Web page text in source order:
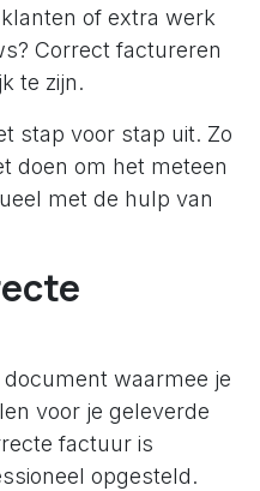
of extra werk
Correct factureren
te zijn.
stap voor stap uit. Zo
doen om het meteen
met de hulp van
waarmee je
voor je geleverde
factuur is
opgesteld.